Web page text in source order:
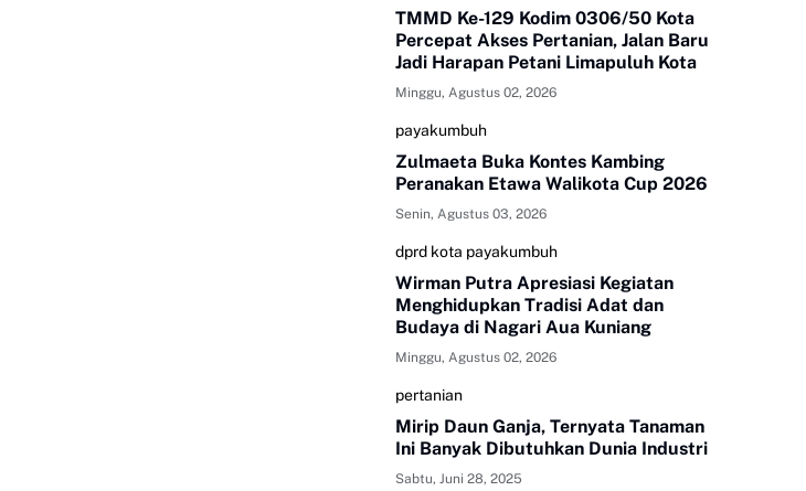
TMMD Ke-129 Kodim 0306/50 Kota
Percepat Akses Pertanian, Jalan Baru
Jadi Harapan Petani Limapuluh Kota
Minggu, Agustus 02, 2026
payakumbuh
Zulmaeta Buka Kontes Kambing
Peranakan Etawa Walikota Cup 2026
Senin, Agustus 03, 2026
dprd kota payakumbuh
Wirman Putra Apresiasi Kegiatan
Menghidupkan Tradisi Adat dan
Budaya di Nagari Aua Kuniang
Minggu, Agustus 02, 2026
pertanian
Mirip Daun Ganja, Ternyata Tanaman
Ini Banyak Dibutuhkan Dunia Industri
Sabtu, Juni 28, 2025